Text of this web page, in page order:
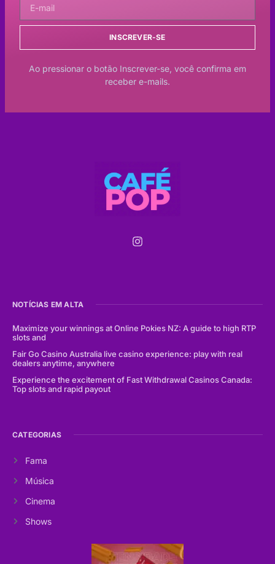
INSCREVER-SE
Ao pressionar o botão Inscrever-se, você confirma em
receber e-mails.
NOTÍCIAS EM ALTA
Maximize your winnings at Online Pokies NZ: A guide to high RTP
slots and
Fair Go Casino Australia live casino experience: play with real
dealers anytime, anywhere
Experience the excitement of Fast Withdrawal Casinos Canada:
Top slots and rapid payout
CATEGORIAS
Fama
Música
Cinema
Shows